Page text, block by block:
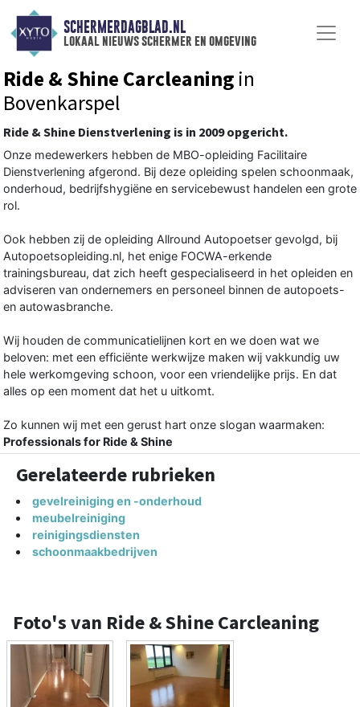
SCHERMERDAGBLAD.NL
lokaal nieuws schermer en omgeving
Ride & Shine Carcleaning in
Bovenkarspel
Ride & Shine Dienstverlening is in 2009 opgericht.
Onze medewerkers hebben de MBO-opleiding Facilitaire
Dienstverlening afgerond. Bij deze opleiding spelen schoonmaak,
onderhoud, bedrijfshygiëne en servicebewust handelen een grote
rol.
Ook hebben zij de opleiding Allround Autopoetser gevolgd, bij
Autopoetsopleiding.nl, het enige FOCWA-erkende
trainingsbureau, dat zich heeft gespecialiseerd in het opleiden en
adviseren van ondernemers en personeel binnen de autopoets-
en autowasbranche.
Wij houden de communicatielijnen kort en we doen wat we
beloven: met een efficiënte werkwijze maken wij vakkundig uw
hele werkomgeving schoon, voor een vriendelijke prijs. En dat
alles op een moment dat het u uitkomt.
Zo kunnen wij met een gerust hart onze slogan waarmaken:
Professionals for Ride & Shine
Gerelateerde rubrieken
gevelreiniging en -onderhoud
meubelreiniging
reinigingsdiensten
schoonmaakbedrijven
Foto's van Ride & Shine Carcleaning